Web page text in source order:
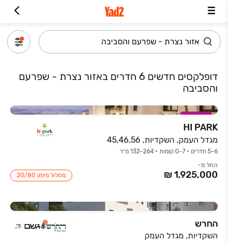
דופלקסים חדשים 6 חדרים באזור נצרת - שפרעם
והסביבה
במבצע
HI PARK
מגדל העמק, השקדיות, 45,46,56
5-6 חדרים • 0-7 קומות • 132-264 מ״ר
החל מ-
מסלול מימון 20/80
החרש
השקדיות, מגדל העמק